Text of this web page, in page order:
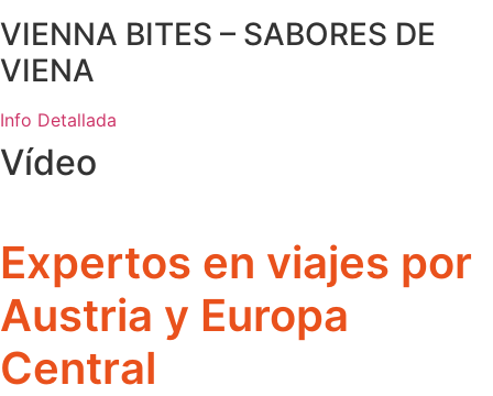
VIENNA BITES – SABORES DE
VIENA
Info Detallada
Vídeo
Expertos en viajes por
Austria y Europa
Central